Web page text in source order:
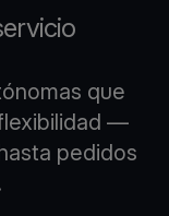
que
—
pedidos